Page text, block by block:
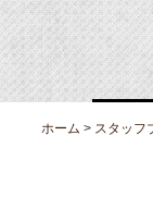
ホーム > スタッフ